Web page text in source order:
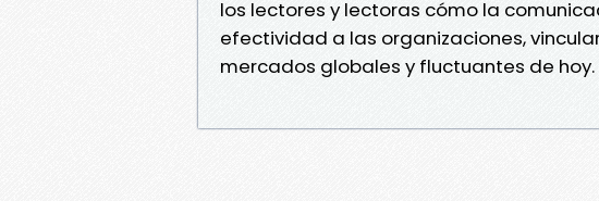
los lectores y lectoras cómo la
efectividad a las organizaciones,
mercados globales y fluctuantes de hoy.